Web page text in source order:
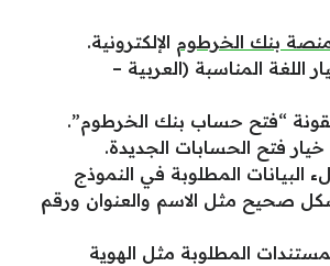
بنك الخرطوم الإلكترونية.
اللغة المناسبة (العربية –
“فتح حساب بنك الخرطوم”.
فتح الحسابات الجديدة.
البيانات المطلوبة في النموذج
صحيح مثل الاسم والعنوان ورقم
المطلوبة مثل الهوية